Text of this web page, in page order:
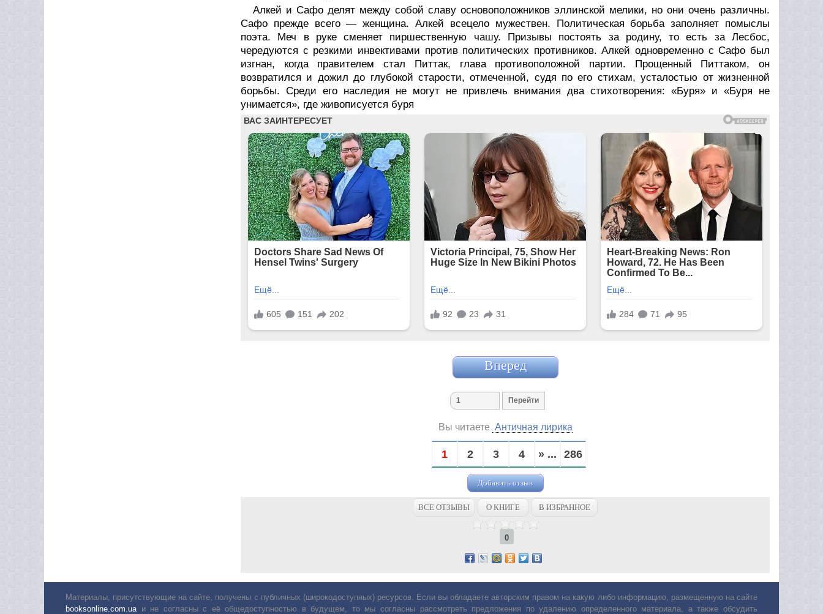
Алкей и Сафо делят между собой славу основоположников эллинской мелики, но они очень различны.
Сафо прежде всего — женщина. Алкей всецело мужествен. Политическая борьба заполняет помыслы
поэта. Меч в руке сменяет пиршественную чашу. Призывы постоять за родину, то есть за Лесбос,
чередуются с резкими инвективами против политических противников. Алкей одновременно с Сафо был
изгнан, когда правителем стал Питтак, глава противоположной партии. Прощенный Питтаком, он
возвратился и дожил до глубокой старости, отмеченной, судя по его стихам, усталостью от жизненной
борьбы. Среди его наследия не могут не привлечь внимания два стихотворения: «Буря» и «Буря не
унимается», где живописуется буря
Вперед
Вы читаете Античная лирика
1 2 3 4 » ... 286
Добавить отзыв
ВСЕ ОТЗЫВЫ О КНИГЕ В ИЗБРАННОЕ
0
Материалы, присутствующие на сайте, получены с публичных (широкодоступных) ресурсов. Если вы обладаете авторским правом на какую либо информацию, размещенную на сайте
booksonline.com.ua и не согласны с её общедоступностью в будущем, то мы согласны рассмотреть предложения по удалению определенного материала, а также обсудить